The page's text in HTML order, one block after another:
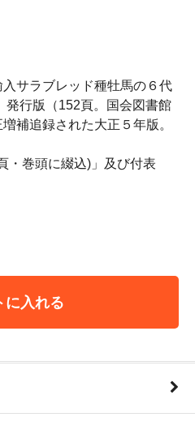
サラブレッド種牡馬の６代
発行版（152頁。国会図書館
補追録された大正５年版。
・巻頭に綴込)」及び付表
に入れる